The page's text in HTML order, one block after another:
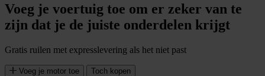
Voeg je voertuig toe om er zeker van te
zijn dat je de juiste onderdelen krijgt
Gratis ruilen met expresslevering als het niet past
Voeg je motor toe Toch kopen